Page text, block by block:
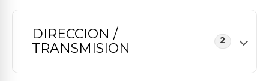
DIRECCION /
TRANSMISION
2